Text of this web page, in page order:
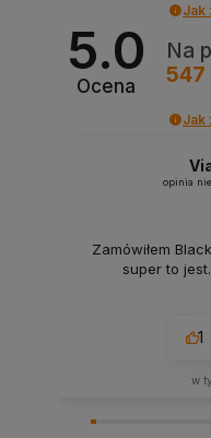
Jak
5.0
Ocena
Na
547
Jak
opinia
Zamówiłem
super to
1
w